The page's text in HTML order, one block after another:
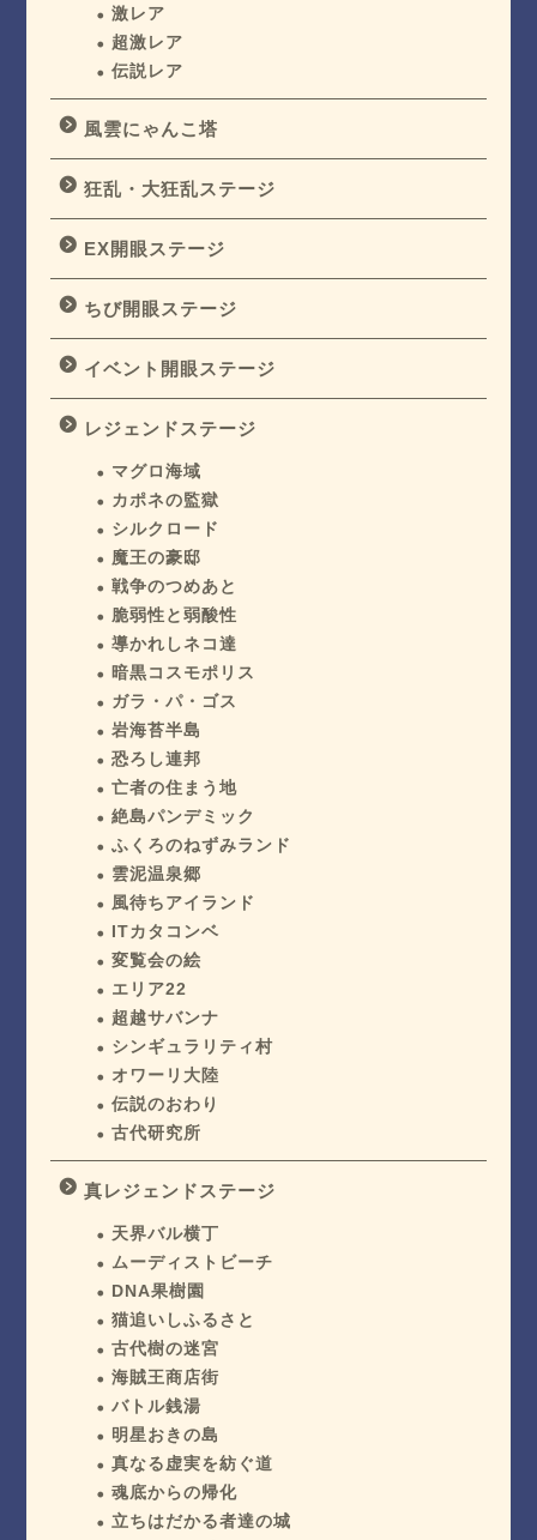
激レア
超激レア
伝説レア
風雲にゃんこ塔
狂乱・大狂乱ステージ
EX開眼ステージ
ちび開眼ステージ
イベント開眼ステージ
レジェンドステージ
マグロ海域
カポネの監獄
シルクロード
魔王の豪邸
戦争のつめあと
脆弱性と弱酸性
導かれしネコ達
暗黒コスモポリス
ガラ・パ・ゴス
岩海苔半島
恐ろし連邦
亡者の住まう地
絶島パンデミック
ふくろのねずみランド
雲泥温泉郷
風待ちアイランド
ITカタコンベ
変覧会の絵
エリア22
超越サバンナ
シンギュラリティ村
オワーリ大陸
伝説のおわり
古代研究所
真レジェンドステージ
天界バル横丁
ムーディストビーチ
DNA果樹園
猫追いしふるさと
古代樹の迷宮
海賊王商店街
バトル銭湯
明星おきの島
真なる虚実を紡ぐ道
魂底からの帰化
立ちはだかる者達の城